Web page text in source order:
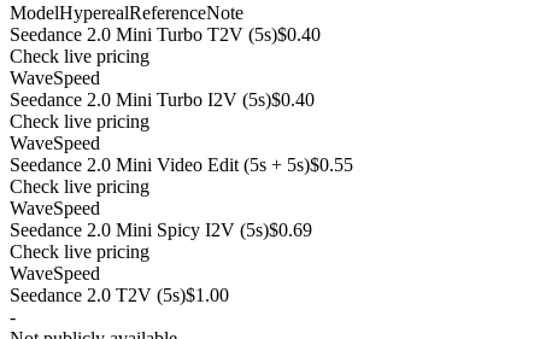
ModelHyperealReferenceNote
Seedance 2.0 Mini Turbo T2V (5s)$0.40
Check live pricing
WaveSpeed
Seedance 2.0 Mini Turbo I2V (5s)$0.40
Check live pricing
WaveSpeed
Seedance 2.0 Mini Video Edit (5s + 5s)$0.55
Check live pricing
WaveSpeed
Seedance 2.0 Mini Spicy I2V (5s)$0.69
Check live pricing
WaveSpeed
Seedance 2.0 T2V (5s)$1.00
-